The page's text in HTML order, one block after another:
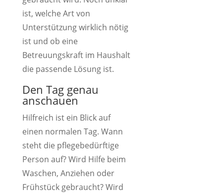
ist, welche Art von
Unterstützung wirklich nötig
ist und ob eine
Betreuungskraft im Haushalt
die passende Lösung ist.
Den Tag genau
anschauen
Hilfreich ist ein Blick auf
einen normalen Tag. Wann
steht die pflegebedürftige
Person auf? Wird Hilfe beim
Waschen, Anziehen oder
Frühstück gebraucht? Wird